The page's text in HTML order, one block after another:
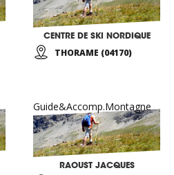
CENTRE DE SKI NORDIQUE
THORAME (04170)
Guide&Accomp.Montagne
RAOUST JACQUES